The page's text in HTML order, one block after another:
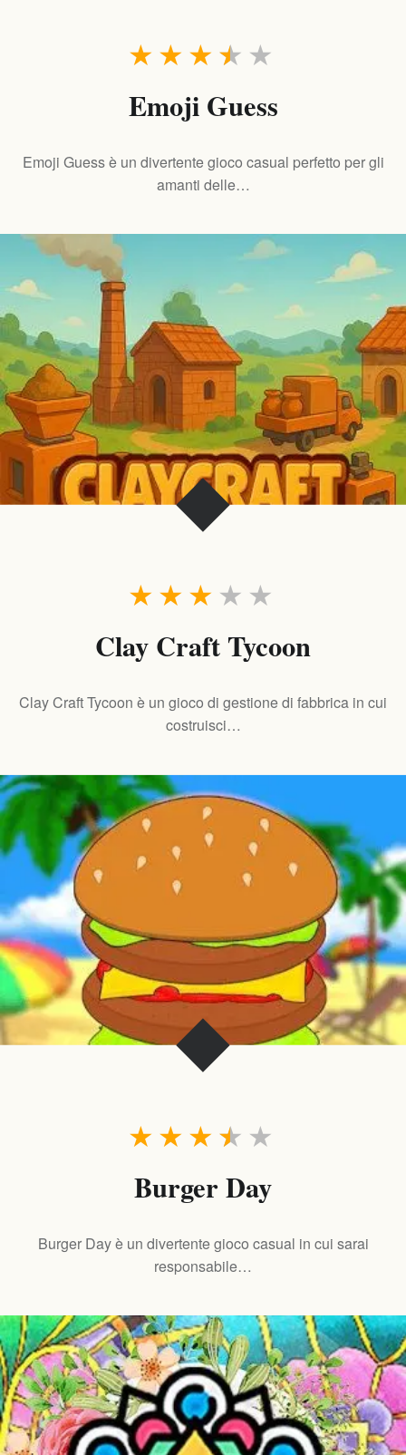
★
★
★
★
★
Emoji Guess
Emoji Guess è un divertente gioco casual perfetto per gli
amanti delle…
★
★
★
★
★
Clay Craft Tycoon
Clay Craft Tycoon è un gioco di gestione di fabbrica in cui
costruisci…
★
★
★
★
★
Burger Day
Burger Day è un divertente gioco casual in cui sarai
responsabile…